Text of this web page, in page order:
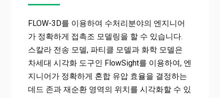
FLOW-3D를 이용하여 수처리분야의 엔지니어
가 정확하게 접촉조 모델링을 할 수 있습니다.
스칼라 전송 모델, 파티클 모델과 화학 모델은
차세대 시각화 도구인 FlowSight를 이용하여, 엔
지니어가 정확하게 혼합 유압 효율을 결정하는
데드 존과 재순환 영역의 위치를 시각화할 수 있